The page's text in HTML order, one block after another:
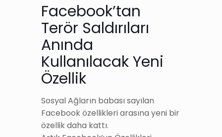
Facebook’tan
Terör Saldırıları
Anında
Kullanılacak Yeni
Özellik
Sosyal Ağların babası sayılan
Facebook özellikleri arasına yeni bir
özellik daha kattı.